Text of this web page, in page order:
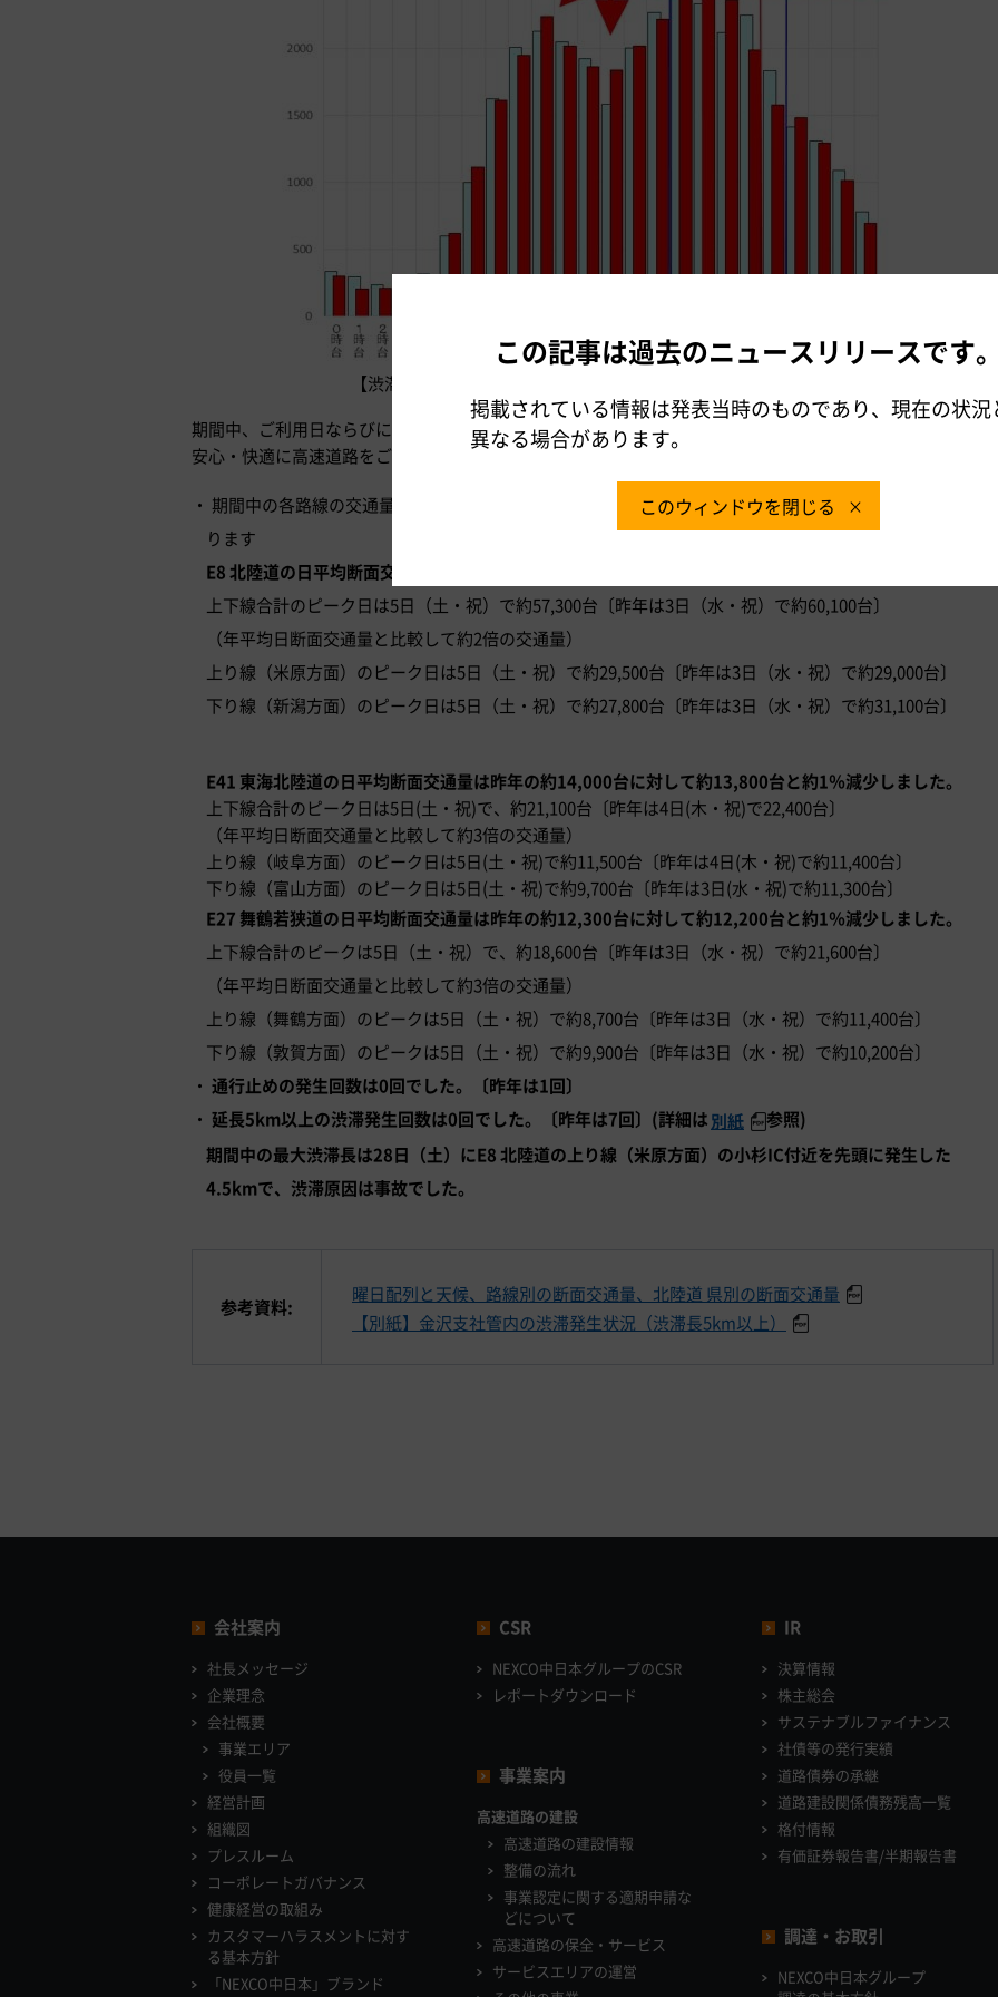
【渋滞発生時の時間交通量(2018年の渋滞と2012年渋滞の比較)】
期間中、ご利用日ならびにご利用時間の分散にご協力いただきありがとうございました。引き続き、安全で
安心・快適に高速道路をご利用いただけるよう、情報発信に努めて参ります。
期間中の各路線の交通量は以下のとおりでした。※百台未満は四捨五入のため合計が合わない場合があ
ります
E8 北陸道の日平均断面交通量は昨年の約41,000台に対して約41,500台と約1％増加しました。
上下線合計のピーク日は5日（土・祝）で約57,300台〔昨年は3日（水・祝）で約60,100台〕
（年平均日断面交通量と比較して約2倍の交通量）
上り線（米原方面）のピーク日は5日（土・祝）で約29,500台〔昨年は3日（水・祝）で約29,000台〕
下り線（新潟方面）のピーク日は5日（土・祝）で約27,800台〔昨年は3日（水・祝）で約31,100台〕
E41 東海北陸道の日平均断面交通量は昨年の約14,000台に対して約13,800台と約1％減少しました。
上下線合計のピーク日は5日(土・祝)で、約21,100台〔昨年は4日(木・祝)で22,400台〕
（年平均日断面交通量と比較して約3倍の交通量）
上り線（岐阜方面）のピーク日は5日(土・祝)で約11,500台〔昨年は4日(木・祝)で約11,400台〕
下り線（富山方面）のピーク日は5日(土・祝)で約9,700台〔昨年は3日(水・祝)で約11,300台〕
E27 舞鶴若狭道の日平均断面交通量は昨年の約12,300台に対して約12,200台と約1％減少しました。
上下線合計のピークは5日（土・祝）で、約18,600台〔昨年は3日（水・祝）で約21,600台〕
（年平均日断面交通量と比較して約3倍の交通量）
上り線（舞鶴方面）のピークは5日（土・祝）で約8,700台〔昨年は3日（水・祝）で約11,400台〕
下り線（敦賀方面）のピークは5日（土・祝）で約9,900台〔昨年は3日（水・祝）で約10,200台〕
通行止めの発生回数は0回でした。〔昨年は1回〕
延長5km以上の渋滞発生回数は0回でした。〔昨年は7回〕(詳細は別紙
参照)
期間中の最大渋滞長は28日（土）にE8 北陸道の上り線（米原方面）の小杉IC付近を先頭に発生した
4.5kmで、渋滞原因は事故でした。
参考資料:
曜日配列と天候、路線別の断面交通量、北陸道 県別の断面交通量
【別紙】金沢支社管内の渋滞発生状況（渋滞長5km以上）
会社案内
社長メッセージ
企業理念
会社概要
事業エリア
役員一覧
経営計画
組織図
プレスルーム
コーポレートガバナンス
健康経営の取組み
カスタマーハラスメントに対す
る基本方針
「NEXCO中日本」ブランド
CSR
NEXCO中日本グループのCSR
レポートダウンロード
事業案内
高速道路の建設
高速道路の建設情報
整備の流れ
事業認定に関する適期申請な
どについて
高速道路の保全・サービス
サービスエリアの運営
IR
決算情報
株主総会
サステナブルファイナンス
社債等の発行実績
道路債券の承継
道路建設関係債務残高一覧
格付情報
有価証券報告書/半期報告書
調達・お取引
NEXCO中日本グループ
この記事は過去のニュースリリースです
掲載されている情報は発表当時のものであり、現在の状況
異なる場合があります。
このウィンドウを閉じる